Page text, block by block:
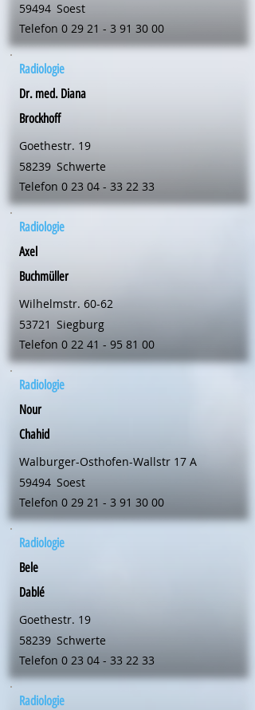
59494 Soest
Telefon 0 29 21 - 3 91 30 00
Radiologie
Dr. med. Diana
Brockhoff
Goethestr. 19
58239 Schwerte
Telefon 0 23 04 - 33 22 33
Radiologie
Axel
Buchmüller
Wilhelmstr. 60-62
53721 Siegburg
Telefon 0 22 41 - 95 81 00
Radiologie
Nour
Chahid
Walburger-Osthofen-Wallstr 17 A
59494 Soest
Telefon 0 29 21 - 3 91 30 00
Radiologie
Bele
Dablé
Goethestr. 19
58239 Schwerte
Telefon 0 23 04 - 33 22 33
Radiologie